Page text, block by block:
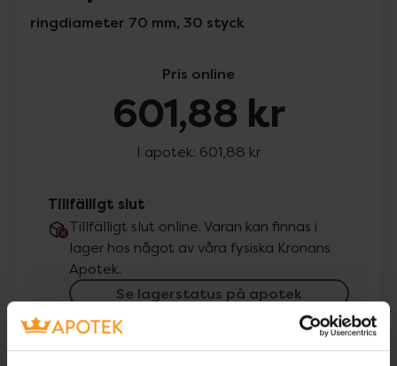
ringdiameter 70 mm, 30 styck
Pris online
601,88 kr
I apotek: 601,88 kr
Tillfälligt slut
Tillfälligt slut online. Varan kan finnas i
lager hos något av våra fysiska Kronans
Apotek.
Se lagerstatus på apotek
Få mejl när varan finns i lager online